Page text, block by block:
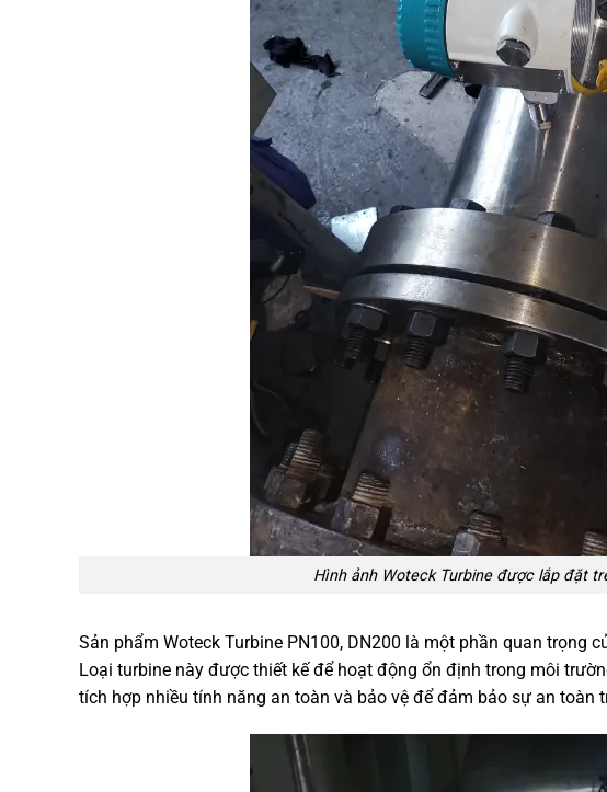
Hình ảnh Woteck Turbine được lắp đặt
Sản phẩm Woteck Turbine PN100, DN200 là một phần quan trọng
Loại turbine này được thiết kế để hoạt động ổn định trong môi
tích hợp nhiều tính năng an toàn và bảo vệ để đảm bảo sự an toàn